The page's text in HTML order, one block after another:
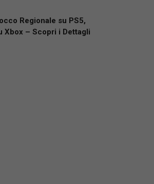
Regionale su PS5,
Xbox – Scopri i Dettagli